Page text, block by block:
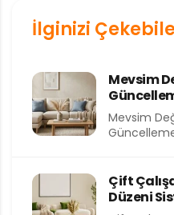
İlginizi
Mevsim
Mevsim
Çift
Düzeni